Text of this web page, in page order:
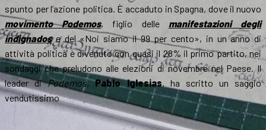
spunto per l’azione politica. È accaduto in Spagna, dove il nuovo
movimento Podemos, figlio delle manifestazioni degli
indignadose del «Noi siamo il 99 per cento», in un anno di
attività politica è divenuto con quasi il 28% il primo partito, nei
sondaggi che preludono alle elezioni di novembre nel Paese. Il
leader diPodemos,Pablo Iglesias, ha scritto un saggio
vendutissimo